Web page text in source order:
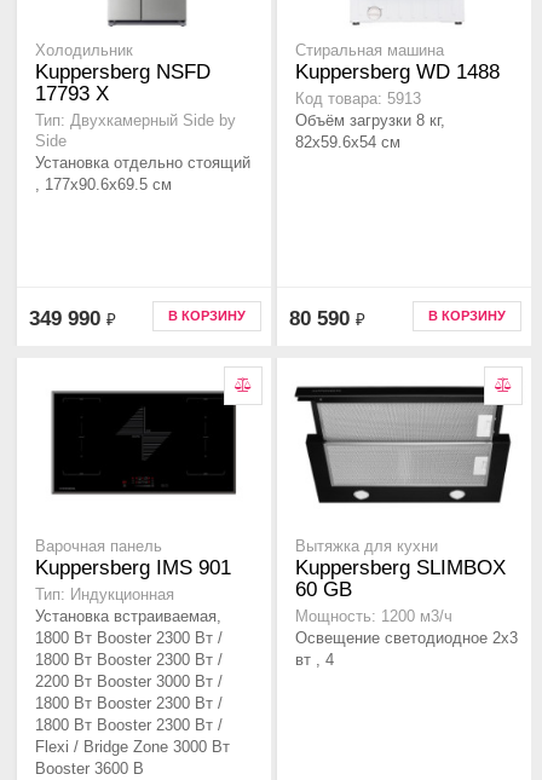
Холодильник
Kuppersberg NSFD
17793 X
Тип: Двухкамерный Side by
Side
Установка отдельно стоящий
, 177х90.6х69.5 см
349 990 ₽ В КОРЗИНУ
Стиральная машина
Kuppersberg WD 1488
Код товара: 5913
Объём загрузки 8 кг,
82х59.6х54 см
80 590 ₽ В КОРЗИНУ
Варочная панель
Kuppersberg IMS 901
Тип: Индукционная
Установка встраиваемая,
1800 Вт Booster 2300 Вт /
1800 Вт Booster 2300 Вт /
2200 Вт Booster 3000 Вт /
1800 Вт Booster 2300 Вт /
1800 Вт Booster 2300 Вт /
Flexi / Bridge Zone 3000 Вт
Booster 3600 В
Вытяжка для кухни
Kuppersberg SLIMBOX
60 GB
Мощность: 1200 м3/ч
Освещение светодиодное 2х3
вт , 4